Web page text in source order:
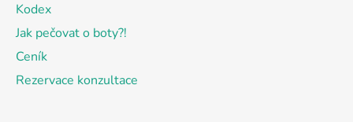
Kodex
Jak pečovat o boty?!
Ceník
Rezervace konzultace